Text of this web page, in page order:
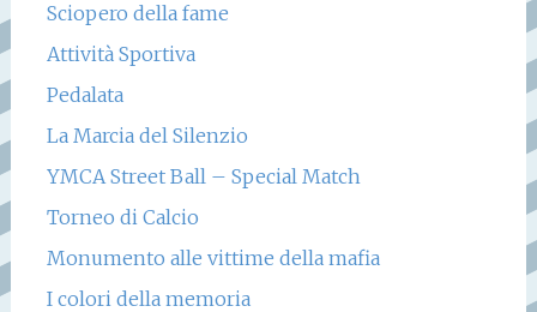
Sciopero della fame
Attività Sportiva
Pedalata
La Marcia del Silenzio
YMCA Street Ball – Special Match
Torneo di Calcio
Monumento alle vittime della mafia
I colori della memoria